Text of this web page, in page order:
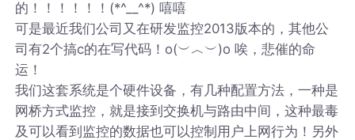
的！！！！！！(*^__^*) 嘻嘻
可是最近我们公司又在研发监控2013版本的，其他公
司有2个搞c的在写代码！o(︶︿︶)o 唉，悲催的命
运！
我们这套系统是个硬件设备，有几种配置方法，一种是
网桥方式监控，就是接到交换机与路由中间，这种最毒
及可以看到监控的数据也可以控制用户上网行为！另外